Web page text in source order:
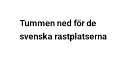
Tummen ned för de
svenska rastplatserna